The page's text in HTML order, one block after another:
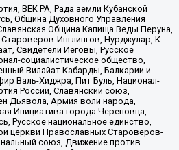
ВЕК РА, Рада земли Кубанской
Община Духовного Управления
Община Капища Веды Перуна,
Инглингов, Нурджулар, К
Свидетели Иеговы, Русское
социалистическое общество,
Вилайат Кабарды, Балкарии и
Валь-Хиджра, Пит Буль, Национал-
России, Славянский союз,
Дьявола, Армия воли народа,
Инициатива города Череповца,
Русское национальное единство,
церкви Православных Староверов-
союз, Движение против